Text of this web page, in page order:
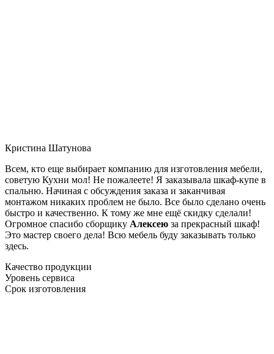
Кристина Шатунова
Всем, кто еще выбирает компанию для изготовления мебели,
советую Кухни мол! Не пожалеете! Я заказывала шкаф-купе в
спальню. Начиная с обсуждения заказа и заканчивая
монтажом никаких проблем не было. Все было сделано очень
быстро и качественно. К тому же мне ещё скидку сделали!
Огромное спасибо сборщику Алексею за прекрасный шкаф!
Это мастер своего дела! Всю мебель буду заказывать только
здесь.
Качество продукции
Уровень сервиса
Срок изготовления